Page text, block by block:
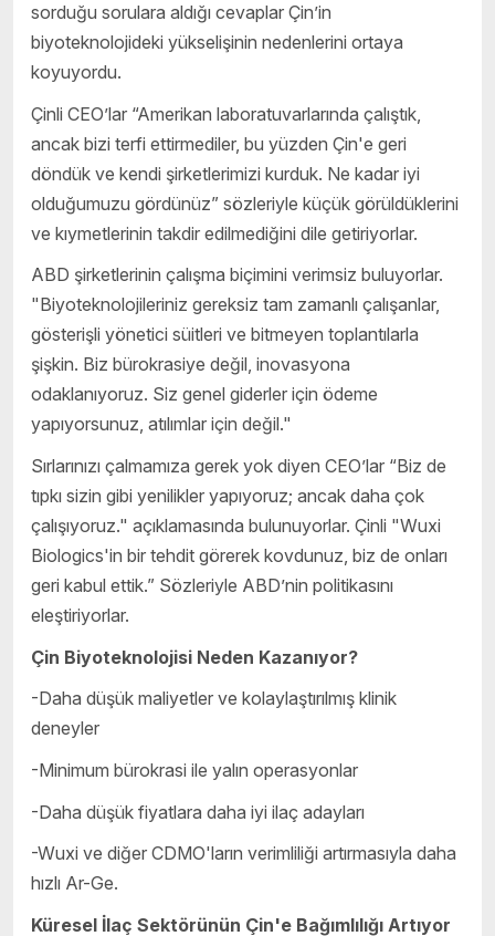
sorduğu sorulara aldığı cevaplar Çin’in
biyoteknolojideki yükselişinin nedenlerini ortaya
koyuyordu.
Çinli CEO’lar “Amerikan laboratuvarlarında çalıştık,
ancak bizi terfi ettirmediler, bu yüzden Çin'e geri
döndük ve kendi şirketlerimizi kurduk. Ne kadar iyi
olduğumuzu gördünüz” sözleriyle küçük görüldüklerini
ve kıymetlerinin takdir edilmediğini dile getiriyorlar.
ABD şirketlerinin çalışma biçimini verimsiz buluyorlar.
"Biyoteknolojileriniz gereksiz tam zamanlı çalışanlar,
gösterişli yönetici süitleri ve bitmeyen toplantılarla
şişkin. Biz bürokrasiye değil, inovasyona
odaklanıyoruz. Siz genel giderler için ödeme
yapıyorsunuz, atılımlar için değil."
Sırlarınızı çalmamıza gerek yok diyen CEO’lar “Biz de
tıpkı sizin gibi yenilikler yapıyoruz; ancak daha çok
çalışıyoruz." açıklamasında bulunuyorlar. Çinli "Wuxi
Biologics'in bir tehdit görerek kovdunuz, biz de onları
geri kabul ettik.” Sözleriyle ABD’nin politikasını
eleştiriyorlar.
Çin Biyoteknolojisi Neden Kazanıyor?
-Daha düşük maliyetler ve kolaylaştırılmış klinik
deneyler
-Minimum bürokrasi ile yalın operasyonlar
-Daha düşük fiyatlara daha iyi ilaç adayları
-Wuxi ve diğer CDMO'ların verimliliği artırmasıyla daha
hızlı Ar-Ge.
Küresel İlaç Sektörünün Çin'e Bağımlılığı Artıyor